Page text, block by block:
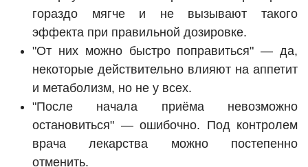
гораздо мягче и не вызывают такого
эффекта при правильной дозировке.
"От них можно быстро поправиться" — да,
некоторые действительно влияют на аппетит
и метаболизм, но не у всех.
"После начала приёма невозможно
остановиться" — ошибочно. Под контролем
врача лекарства можно постепенно
отменить.